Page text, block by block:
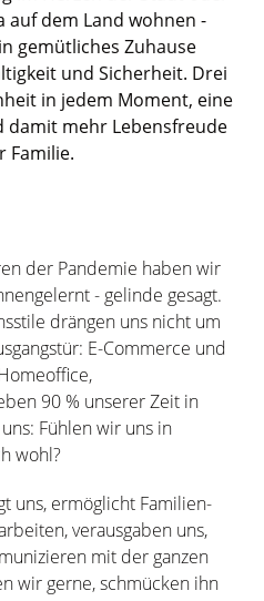
auf dem Land wohnen -
gemütliches Zuhause
und Sicherheit. Drei
in jedem Moment, eine
damit mehr Lebensfreude
Familie.
der Pandemie haben wir
- gelinde gesagt.
drängen uns nicht um
E-Commerce und
90 % unserer Zeit in
Fühlen wir uns in
wohl?
uns, ermöglicht Familien-
verausgaben uns,
mit der ganzen
wir gerne, schmücken ihn